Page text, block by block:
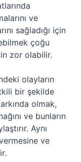
ve
sağladığı için
çoğu
zor olabilir.
olayların
bir şekilde
olmak,
ve bunların
Aynı
ve